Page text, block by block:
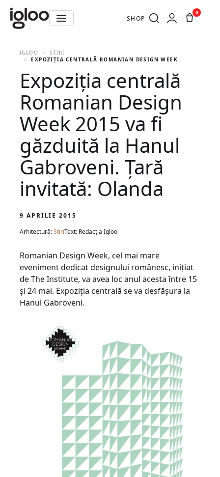
SHOP
0
IGLOO
STIRI
EXPOZIȚIA CENTRALĂ ROMANIAN DESIGN WEEK 2015 VA FI
Expoziția centrală
Romanian Design
Week 2015 va fi
găzduită la Hanul
Gabroveni. Țară
invitată: Olanda
9 APRILIE 2015
Arhitectură:StiriText: Redacția Igloo
Romanian Design Week, cel mai mare
eveniment dedicat designului românesc, inițiat
de The Institute, va avea loc anul acesta între 15
și 24 mai. Expoziția centrală se va desfășura la
Hanul Gabroveni.